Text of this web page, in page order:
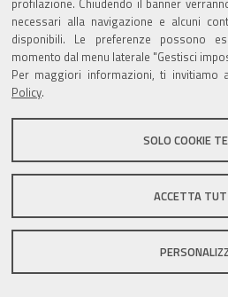
necessari alla navigazione e alcuni
disponibili. Le preferenze possono
momento dal menu laterale "Gestisci
Per maggiori informazioni, ti invitiamo
Policy.
SOLO COOKIE
ACCETTA
Sito istituzionale Comune di
Privacy policy|DPO|